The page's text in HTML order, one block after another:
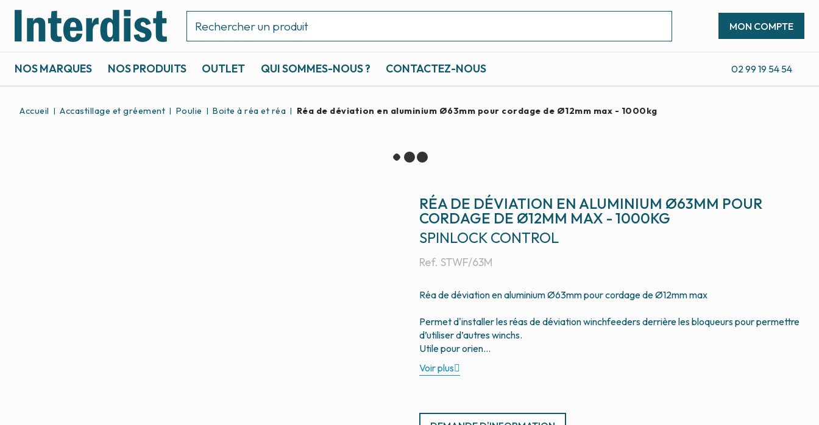
NOS MARQUES NOS PRODUITS OUTLET QUI SOMMES-NOUS ? CONTACTEZ-NOUS
MON COMPTE
02 99 19 54 54
Accueil Accastillage et gréement Poulie Boite à réa et réa Réa de déviation en aluminium Ø63mm pour cordage de Ø12mm max - 1000kg
RÉA DE DÉVIATION EN ALUMINIUM Ø63MM POUR
CORDAGE DE Ø12MM MAX - 1000KG
Ref. STWF/63M
SPINLOCK CONTROL
Réa de déviation en aluminium Ø63mm pour cordage de Ø12mm max
Permet d'installer les réas de déviation winchfeeders derrière les bloqueurs pour permettre
d’utiliser d’autres winchs.
Voir plus